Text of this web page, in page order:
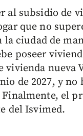
al subsidio de
que no
la ciudad de
poseer
vivienda nueva
de 2027, y no
el
del Isvimed.